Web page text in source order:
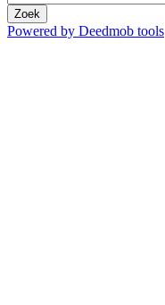
Zoek
Powered by Deedmob tools